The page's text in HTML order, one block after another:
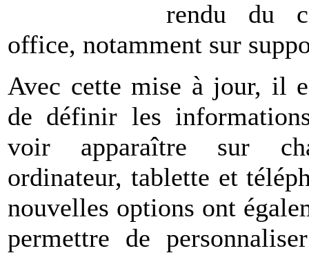
rendu du
office, notamment sur
Avec cette mise à jour, il
de définir les
voir apparaître sur
ordinateur, tablette et
nouvelles options ont
permettre de